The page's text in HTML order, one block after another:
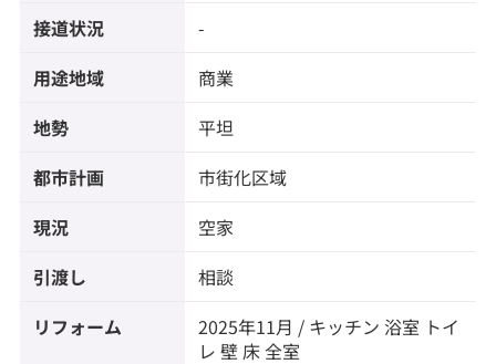
接道状況 -
用途地域 商業
地勢 平坦
都市計画 市街化区域
現況 空家
引渡し 相談
リフォーム
2025年11月 / キッチン 浴室 トイ
レ 壁 床 全室